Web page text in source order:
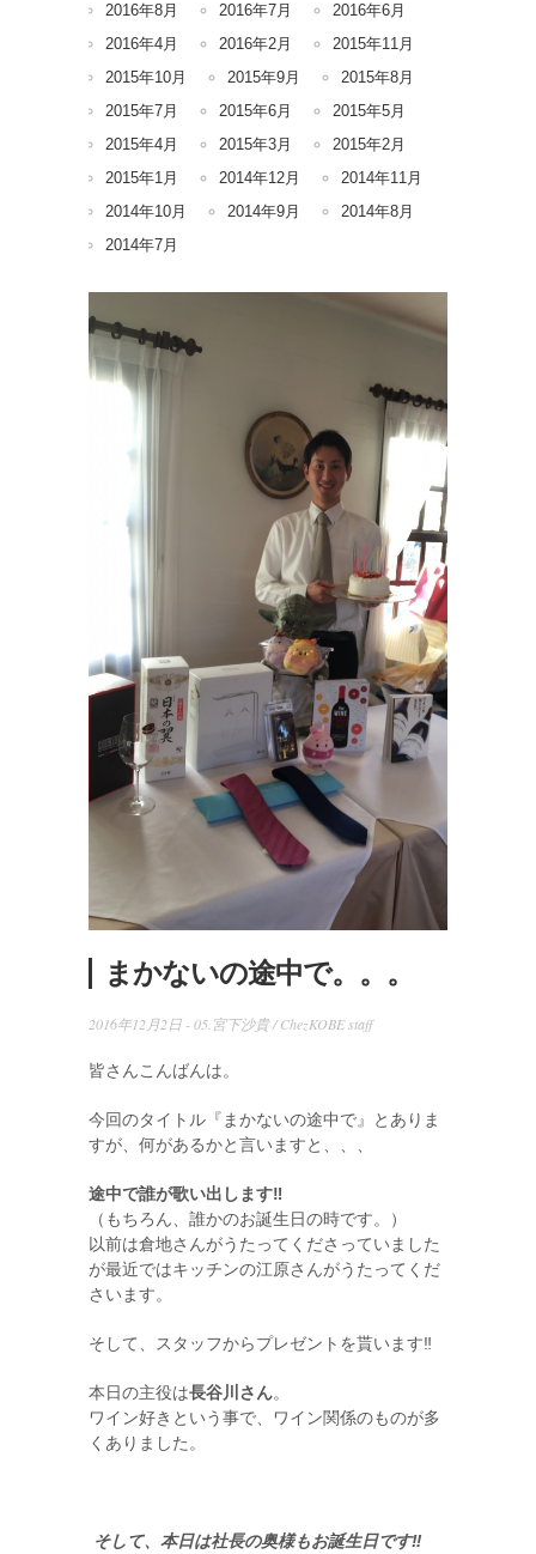
2016年8月
2016年7月
2016年6月
2016年4月
2016年2月
2015年11月
2015年10月
2015年9月
2015年8月
2015年7月
2015年6月
2015年5月
2015年4月
2015年3月
2015年2月
2015年1月
2014年12月
2014年11月
2014年10月
2014年9月
2014年8月
2014年7月
まかないの途中で。。。
2016年12月2日 - 05.宮下沙貴/ChezKOBE staff
皆さんこんばんは。
今回のタイトル『まかないの途中で』とありま
すが、何があるかと言いますと、、、
途中で誰が歌い出します‼️
（もちろん、誰かのお誕生日の時です。）
以前は倉地さんがうたってくださっていました
が最近ではキッチンの江原さんがうたってくだ
さいます。
そして、スタッフからプレゼントを貰います‼️
本日の主役は長谷川さん。
ワイン好きという事で、ワイン関係のものが多
くありました。
そして、本日は社長の奥様もお誕生日です‼️